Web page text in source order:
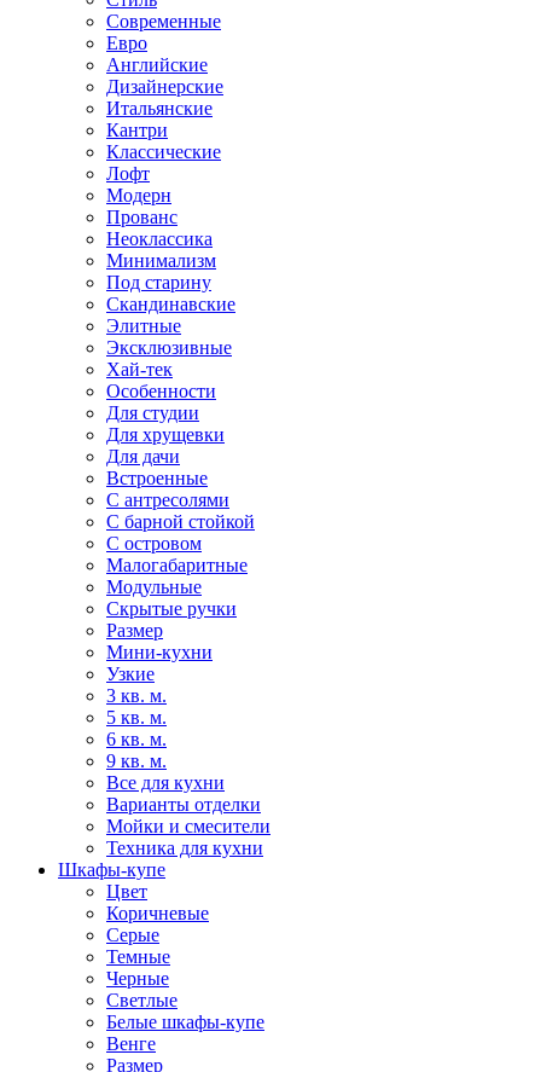
Современные
Евро
Английские
Дизайнерские
Итальянские
Кантри
Классические
Лофт
Модерн
Прованс
Неоклассика
Минимализм
Под старину
Скандинавские
Элитные
Эксклюзивные
Хай-тек
Особенности
Для студии
Для хрущевки
Для дачи
Встроенные
С антресолями
С барной стойкой
С островом
Малогабаритные
Модульные
Скрытые ручки
Размер
Мини-кухни
Узкие
3 кв. м.
5 кв. м.
6 кв. м.
9 кв. м.
Все для кухни
Варианты отделки
Мойки и смесители
Техника для кухни
Шкафы-купе
Цвет
Коричневые
Серые
Темные
Черные
Светлые
Белые шкафы-купе
Венге
Размер